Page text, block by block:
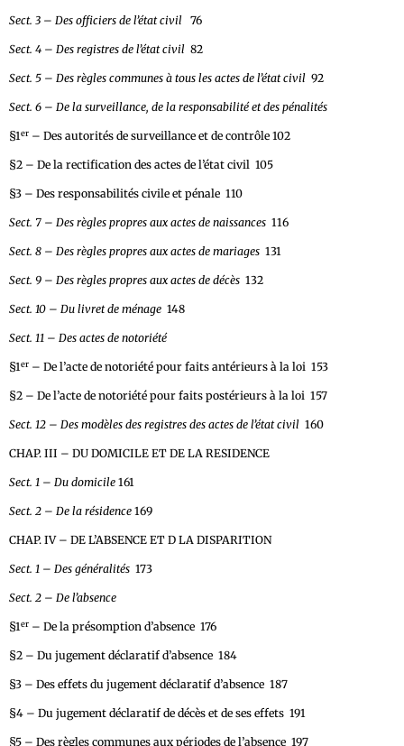
Sect. 3 – Des officiers de l’état civil 76
Sect. 4 – Des registres de l’état civil 82
Sect. 5 – Des règles communes à tous les actes de l’état civil 92
Sect. 6 – De la surveillance, de la responsabilité et des pénalités
§1er – Des autorités de surveillance et de contrôle 102
§2 – De la rectification des actes de l’état civil 105
§3 – Des responsabilités civile et pénale 110
Sect. 7 – Des règles propres aux actes de naissances 116
Sect. 8 – Des règles propres aux actes de mariages 131
Sect. 9 – Des règles propres aux actes de décès 132
Sect. 10 – Du livret de ménage 148
Sect. 11 – Des actes de notoriété
§1er – De l’acte de notoriété pour faits antérieurs à la loi 153
§2 – De l’acte de notoriété pour faits postérieurs à la loi 157
Sect. 12 – Des modèles des registres des actes de l’état civil 160
CHAP. III – DU DOMICILE ET DE LA RESIDENCE
Sect. 1 – Du domicile 161
Sect. 2 – De la résidence 169
CHAP. IV – DE L’ABSENCE ET D LA DISPARITION
Sect. 1 – Des généralités 173
Sect. 2 – De l’absence
§1er – De la présomption d’absence 176
§2 – Du jugement déclaratif d’absence 184
§3 – Des effets du jugement déclaratif d’absence 187
§4 – Du jugement déclaratif de décès et de ses effets 191
§5 – Des règles communes aux périodes de l’absence 197